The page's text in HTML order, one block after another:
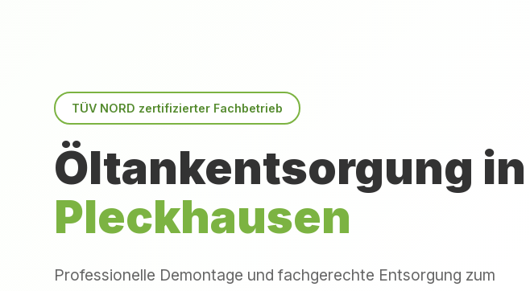
TÜV NORD zertifizierter Fachbetrieb
Öltankentsorgung in
Pleckhausen
Professionelle Demontage und fachgerechte Entsorgung zum